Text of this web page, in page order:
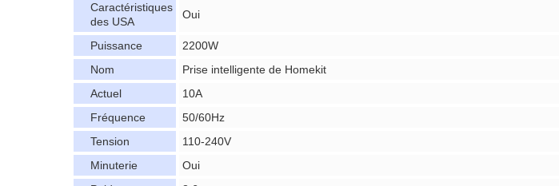
Caractéristiques
des USA
Oui
Puissance
2200W
Nom
Prise intelligente de Homekit
Actuel
10A
Fréquence
50/60Hz
Tension
110-240V
Minuterie
Oui